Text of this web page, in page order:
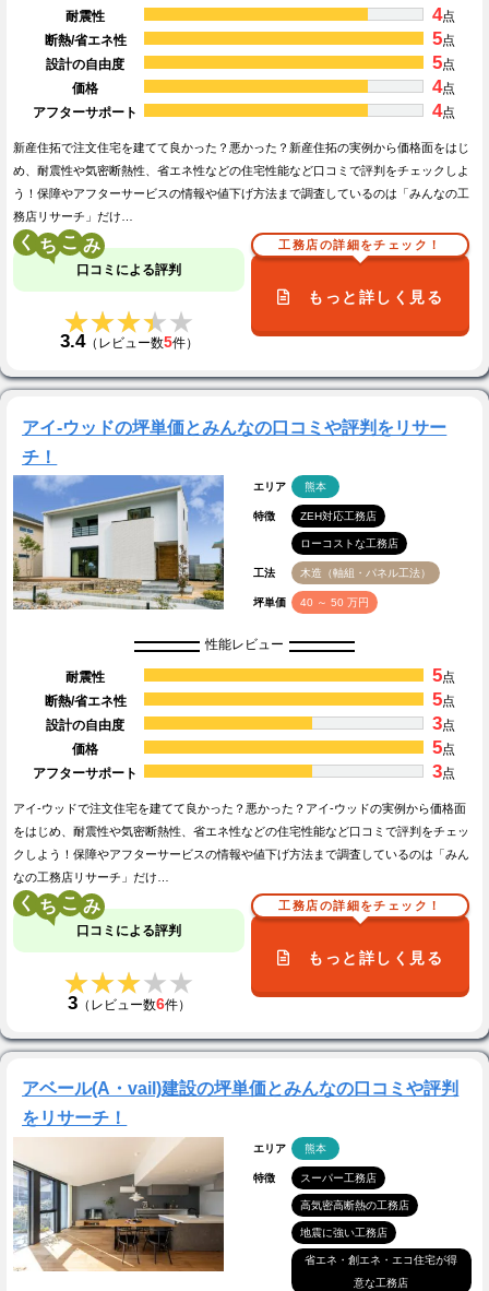
耐震性 4点
断熱/省エネ性
5点
設計の自由度
5点
価格
4点
アフターサポート
4点
新産住拓で注文住宅を建てて良かった？悪かった？新産住拓の実例から価格面をはじ
め、耐震性や気密断熱性、省エネ性などの住宅性能など口コミで評判をチェックしよ
う！保障やアフターサービスの情報や値下げ方法まで調査しているのは「みんなの工
務店リサーチ」だけ…
く こ
口コミによる評判
★★★★★
★★★★★
3.4（レビュー数5件）
工務店の詳細をチェック！
もっと詳しく見る
アイ-ウッドの坪単価とみんなの口コミや評判をリサー
チ！
エリア 熊本
特徴 ZEH対応工務店
ローコストな工務店
工法 木造（軸組・パネル工法）
坪単価 40 ～ 50 万円
性能レビュー
耐震性 5点
断熱/省エネ性
5点
設計の自由度
3点
価格
5点
アフターサポート
3点
アイ-ウッドで注文住宅を建てて良かった？悪かった？アイ-ウッドの実例から価格面
をはじめ、耐震性や気密断熱性、省エネ性などの住宅性能など口コミで評判をチェッ
クしよう！保障やアフターサービスの情報や値下げ方法まで調査しているのは「みん
なの工務店リサーチ」だけ…
く こ
口コミによる評判
★★★★★
★★★★★
3（レビュー数6件）
工務店の詳細をチェック！
もっと詳しく見る
アベール(A・vail)建設の坪単価とみんなの口コミや評判
をリサーチ！
エリア 熊本
特徴 スーパー工務店
高気密高断熱の工務店
地震に強い工務店
省エネ・創エネ・エコ住宅が得
意な工務店